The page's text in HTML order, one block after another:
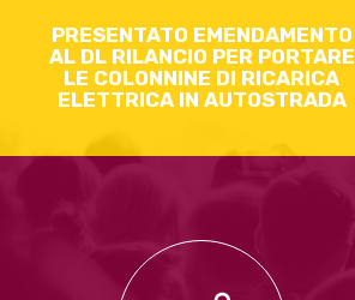
PRESENTATO EMENDAMENTO
AL DL RILANCIO PER PORTARE
LE COLONNINE DI RICARICA
ELETTRICA IN AUTOSTRADA